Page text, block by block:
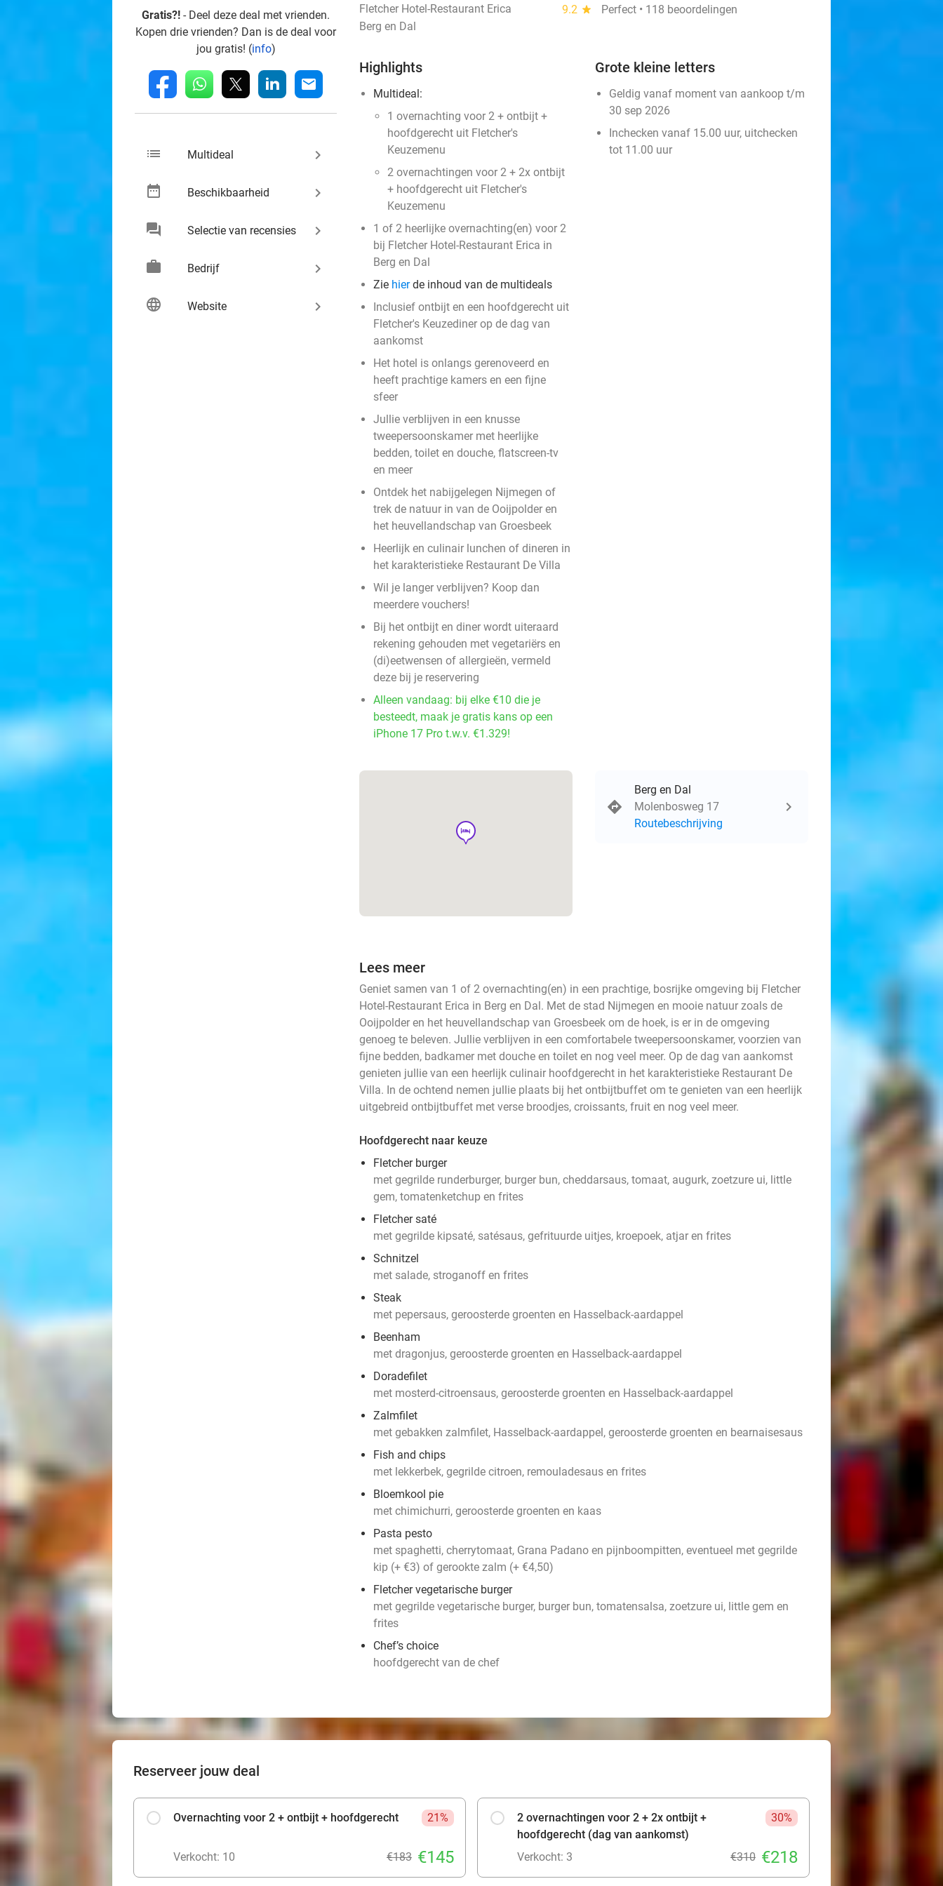
Gratis?! - Deel deze deal met vrienden.
Kopen drie vrienden? Dan is de deal voor
jou gratis! (info)
fb whatsapp linkedin mail
list Multideal keyboard_arrow_right
date_range Beschikbaarheid keyboard_arrow_right
chat Selectie van recensies keyboard_arrow_right
work Bedrijf keyboard_arrow_right
language Website keyboard_arrow_right
Fletcher Hotel-Restaurant Erica 9.2 star
Perfect • 118 beoordelingen
Berg en Dal
Highlights
Multideal:
1 overnachting voor 2 + ontbijt +
hoofdgerecht uit Fletcher's
Keuzemenu
2 overnachtingen voor 2 + 2x ontbijt
+ hoofdgerecht uit Fletcher's
Keuzemenu
1 of 2 heerlijke overnachting(en) voor 2
bij Fletcher Hotel-Restaurant Erica in
Berg en Dal
Zie hierde inhoud van de multideals
Inclusief ontbijt en een hoofdgerecht uit
Fletcher's Keuzediner op de dag van
aankomst
Het hotel is onlangs gerenoveerd en
heeft prachtige kamers en een fijne
sfeer
Jullie verblijven in een knusse
tweepersoonskamer met heerlijke
bedden, toilet en douche, flatscreen-tv
en meer
Ontdek het nabijgelegen Nijmegen of
trek de natuur in van de Ooijpolder en
het heuvellandschap van Groesbeek
Heerlijk en culinair lunchen of dineren in
het karakteristieke Restaurant De Villa
Wil je langer verblijven? Koop dan
meerdere vouchers!
Bij het ontbijt en diner wordt uiteraard
rekening gehouden met vegetariërs en
(di)eetwensen of allergieën, vermeld
deze bij je reservering
Alleen vandaag: bij elke €10 die je
besteedt, maak je gratis kans op een
iPhone 17 Pro t.w.v. €1.329!
Grote kleine letters
Geldig vanaf moment van aankoop t/m
30 sep 2026
Inchecken vanaf 15.00 uur, uitchecken
tot 11.00 uur
hotel
Berg en Dal
Molenbosweg 17
Routebeschrijving
Lees meer
Geniet samen van 1 of 2 overnachting(en) in een prachtige, bosrijke omgeving bij Fletcher
Hotel-Restaurant Erica in Berg en Dal. Met de stad Nijmegen en mooie natuur zoals de
Ooijpolder en het heuvellandschap van Groesbeek om de hoek, is er in de omgeving
genoeg te beleven. Jullie verblijven in een comfortabele tweepersoonskamer, voorzien van
fijne bedden, badkamer met douche en toilet en nog veel meer. Op de dag van aankomst
genieten jullie van een heerlijk culinair hoofdgerecht in het karakteristieke Restaurant De
Villa. In de ochtend nemen jullie plaats bij het ontbijtbuffet om te genieten van een heerlijk
uitgebreid ontbijtbuffet met verse broodjes, croissants, fruit en nog veel meer.
Hoofdgerecht naar keuze
Fletcher burger
met gegrilde runderburger, burger bun, cheddarsaus, tomaat, augurk, zoetzure ui, little
gem, tomatenketchup en frites
Fletcher saté
met gegrilde kipsaté, satésaus, gefrituurde uitjes, kroepoek, atjar en frites
Schnitzel
met salade, stroganoff en frites
Steak
met pepersaus, geroosterde groenten en Hasselback-aardappel
Beenham
met dragonjus, geroosterde groenten en Hasselback-aardappel
Doradefilet
met mosterd-citroensaus, geroosterde groenten en Hasselback-aardappel
Zalmfilet
met gebakken zalmfilet, Hasselback-aardappel, geroosterde groenten en bearnaisesaus
Fish and chips
met lekkerbek, gegrilde citroen, remouladesaus en frites
Bloemkool pie
met chimichurri, geroosterde groenten en kaas
Pasta pesto
met spaghetti, cherrytomaat, Grana Padano en pijnboompitten, eventueel met gegrilde
kip (+ €3) of gerookte zalm (+ €4,50)
Fletcher vegetarische burger
met gegrilde vegetarische burger, burger bun, tomatensalsa, zoetzure ui, little gem en
frites
Chef’s choice
hoofdgerecht van de chef
Reserveer jouw deal
Overnachting voor 2 + ontbijt + hoofdgerecht 21%
Verkocht: 10 €183 €145
2 overnachtingen voor 2 + 2x ontbijt +
hoofdgerecht (dag van aankomst)
30%
Verkocht: 3 €310 €218